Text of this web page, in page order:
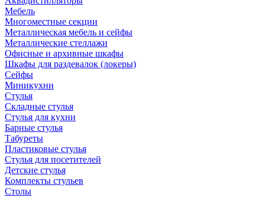
Мебель
Многоместные секции
Металлическая мебель и сейфы
Металлические стеллажи
Офисные и архивные шкафы
Шкафы для раздевалок (локеры)
Сейфы
Миникухни
Стулья
Складные стулья
Стулья для кухни
Барные стулья
Табуреты
Пластиковые стулья
Стулья для посетителей
Детские стулья
Комплекты стульев
Столы